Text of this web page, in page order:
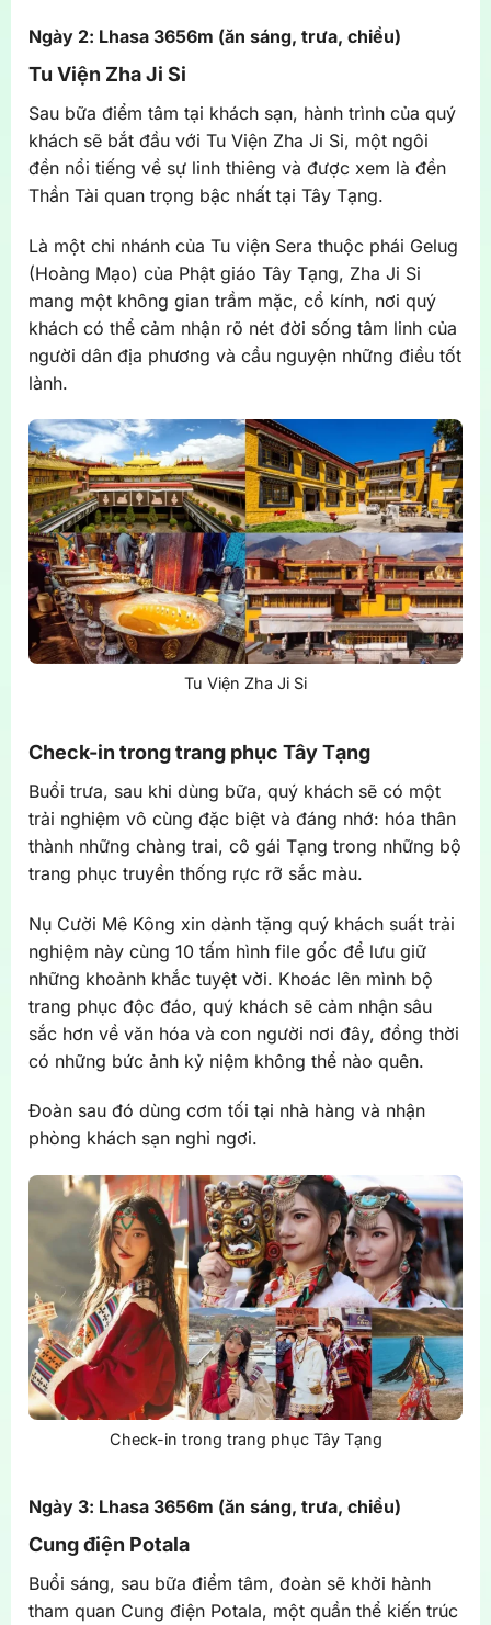
Ngày 2: Lhasa 3656m (ăn sáng, trưa, chiều)
Tu Viện Zha Ji Si
Sau bữa điểm tâm tại khách sạn, hành trình của quý
khách sẽ bắt đầu với Tu Viện Zha Ji Si, một ngôi
đền nổi tiếng về sự linh thiêng và được xem là đền
Thần Tài quan trọng bậc nhất tại Tây Tạng.
Là một chi nhánh của Tu viện Sera thuộc phái Gelug
(Hoàng Mạo) của Phật giáo Tây Tạng, Zha Ji Si
mang một không gian trầm mặc, cổ kính, nơi quý
khách có thể cảm nhận rõ nét đời sống tâm linh của
người dân địa phương và cầu nguyện những điều tốt
lành.
Tu Viện Zha Ji Si
Check-in trong trang phục Tây Tạng
Buổi trưa, sau khi dùng bữa, quý khách sẽ có một
trải nghiệm vô cùng đặc biệt và đáng nhớ: hóa thân
thành những chàng trai, cô gái Tạng trong những bộ
trang phục truyền thống rực rỡ sắc màu.
Nụ Cười Mê Kông xin dành tặng quý khách suất trải
nghiệm này cùng 10 tấm hình file gốc để lưu giữ
những khoảnh khắc tuyệt vời. Khoác lên mình bộ
trang phục độc đáo, quý khách sẽ cảm nhận sâu
sắc hơn về văn hóa và con người nơi đây, đồng thời
có những bức ảnh kỷ niệm không thể nào quên.
Đoàn sau đó dùng cơm tối tại nhà hàng và nhận
phòng khách sạn nghỉ ngơi.
Check-in trong trang phục Tây Tạng
Ngày 3: Lhasa 3656m (ăn sáng, trưa, chiều)
Cung điện Potala
Buổi sáng, sau bữa điểm tâm, đoàn sẽ khởi hành
tham quan Cung điện Potala, một quần thể kiến trúc